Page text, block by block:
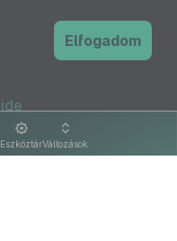
EszköztárVáltozások
ide
Elfogadom